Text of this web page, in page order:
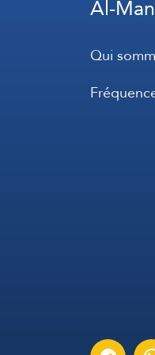
Al-
Qui